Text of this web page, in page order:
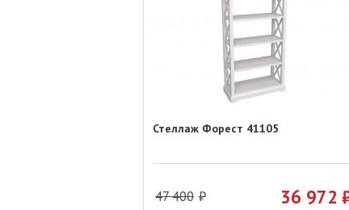
Стеллаж Форест 41105
47 400 36 972